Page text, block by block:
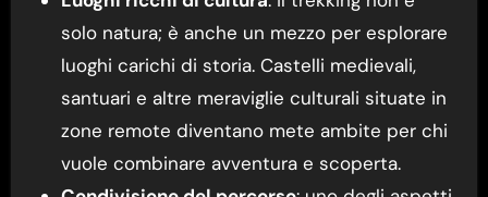
solo natura; è anche un mezzo per esplorare
luoghi carichi di storia. Castelli medievali,
santuari e altre meraviglie culturali situate in
zone remote diventano mete ambite per chi
vuole combinare avventura e scoperta.